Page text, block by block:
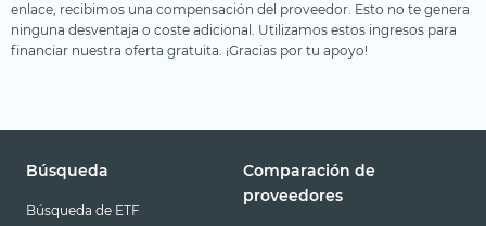
enlace, recibimos una compensación del proveedor. Esto no te genera
ninguna desventaja o coste adicional. Utilizamos estos ingresos para
financiar nuestra oferta gratuita. ¡Gracias por tu apoyo!
Búsqueda
Búsqueda de ETF
Comparación de
proveedores